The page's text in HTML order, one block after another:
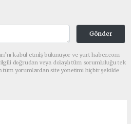
Gönder
kabul etmiş bulunuyor ve yurt-haber.com
ilgili doğrudan veya dolaylı tüm sorumluluğu tek
tüm yorumlardan site yönetimi hiçbir şekilde